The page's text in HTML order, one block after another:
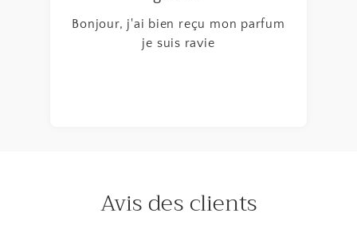
Avis des clients